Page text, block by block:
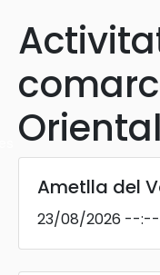
Oriental
Ametlla del
23/08/2026 --:--